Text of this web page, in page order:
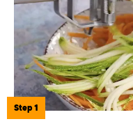
Step 1